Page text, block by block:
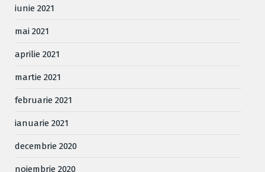
iunie 2021
mai 2021
aprilie 2021
martie 2021
februarie 2021
ianuarie 2021
decembrie 2020
noiembrie 2020